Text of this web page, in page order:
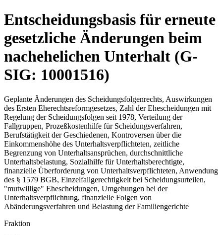
Entscheidungsbasis für erneute
gesetzliche Änderungen beim
nachehelichen Unterhalt (G-
SIG: 10001516)
Geplante Änderungen des Scheidungsfolgenrechts, Auswirkungen
des Ersten Eherechtsreformgesetzes, Zahl der Ehescheidungen mit
Regelung der Scheidungsfolgen seit 1978, Verteilung der
Fallgruppen, Prozeßkostenhilfe für Scheidungsverfahren,
Berufstätigkeit der Geschiedenen, Kontroversen über die
Einkommenshöhe des Unterhaltsverpflichteten, zeitliche
Begrenzung von Unterhaltsansprüchen, durchschnittliche
Unterhaltsbelastung, Sozialhilfe für Unterhaltsberechtigte,
finanzielle Überforderung von Unterhaltsverpflichteten, Anwendung
des § 1579 BGB, Einzelfallgerechtigkeit bei Scheidungsurteilen,
"mutwillige" Ehescheidungen, Umgehungen bei der
Unterhaltsverpflichtung, finanzielle Folgen von
Abänderungsverfahren und Belastung der Familiengerichte
Fraktion